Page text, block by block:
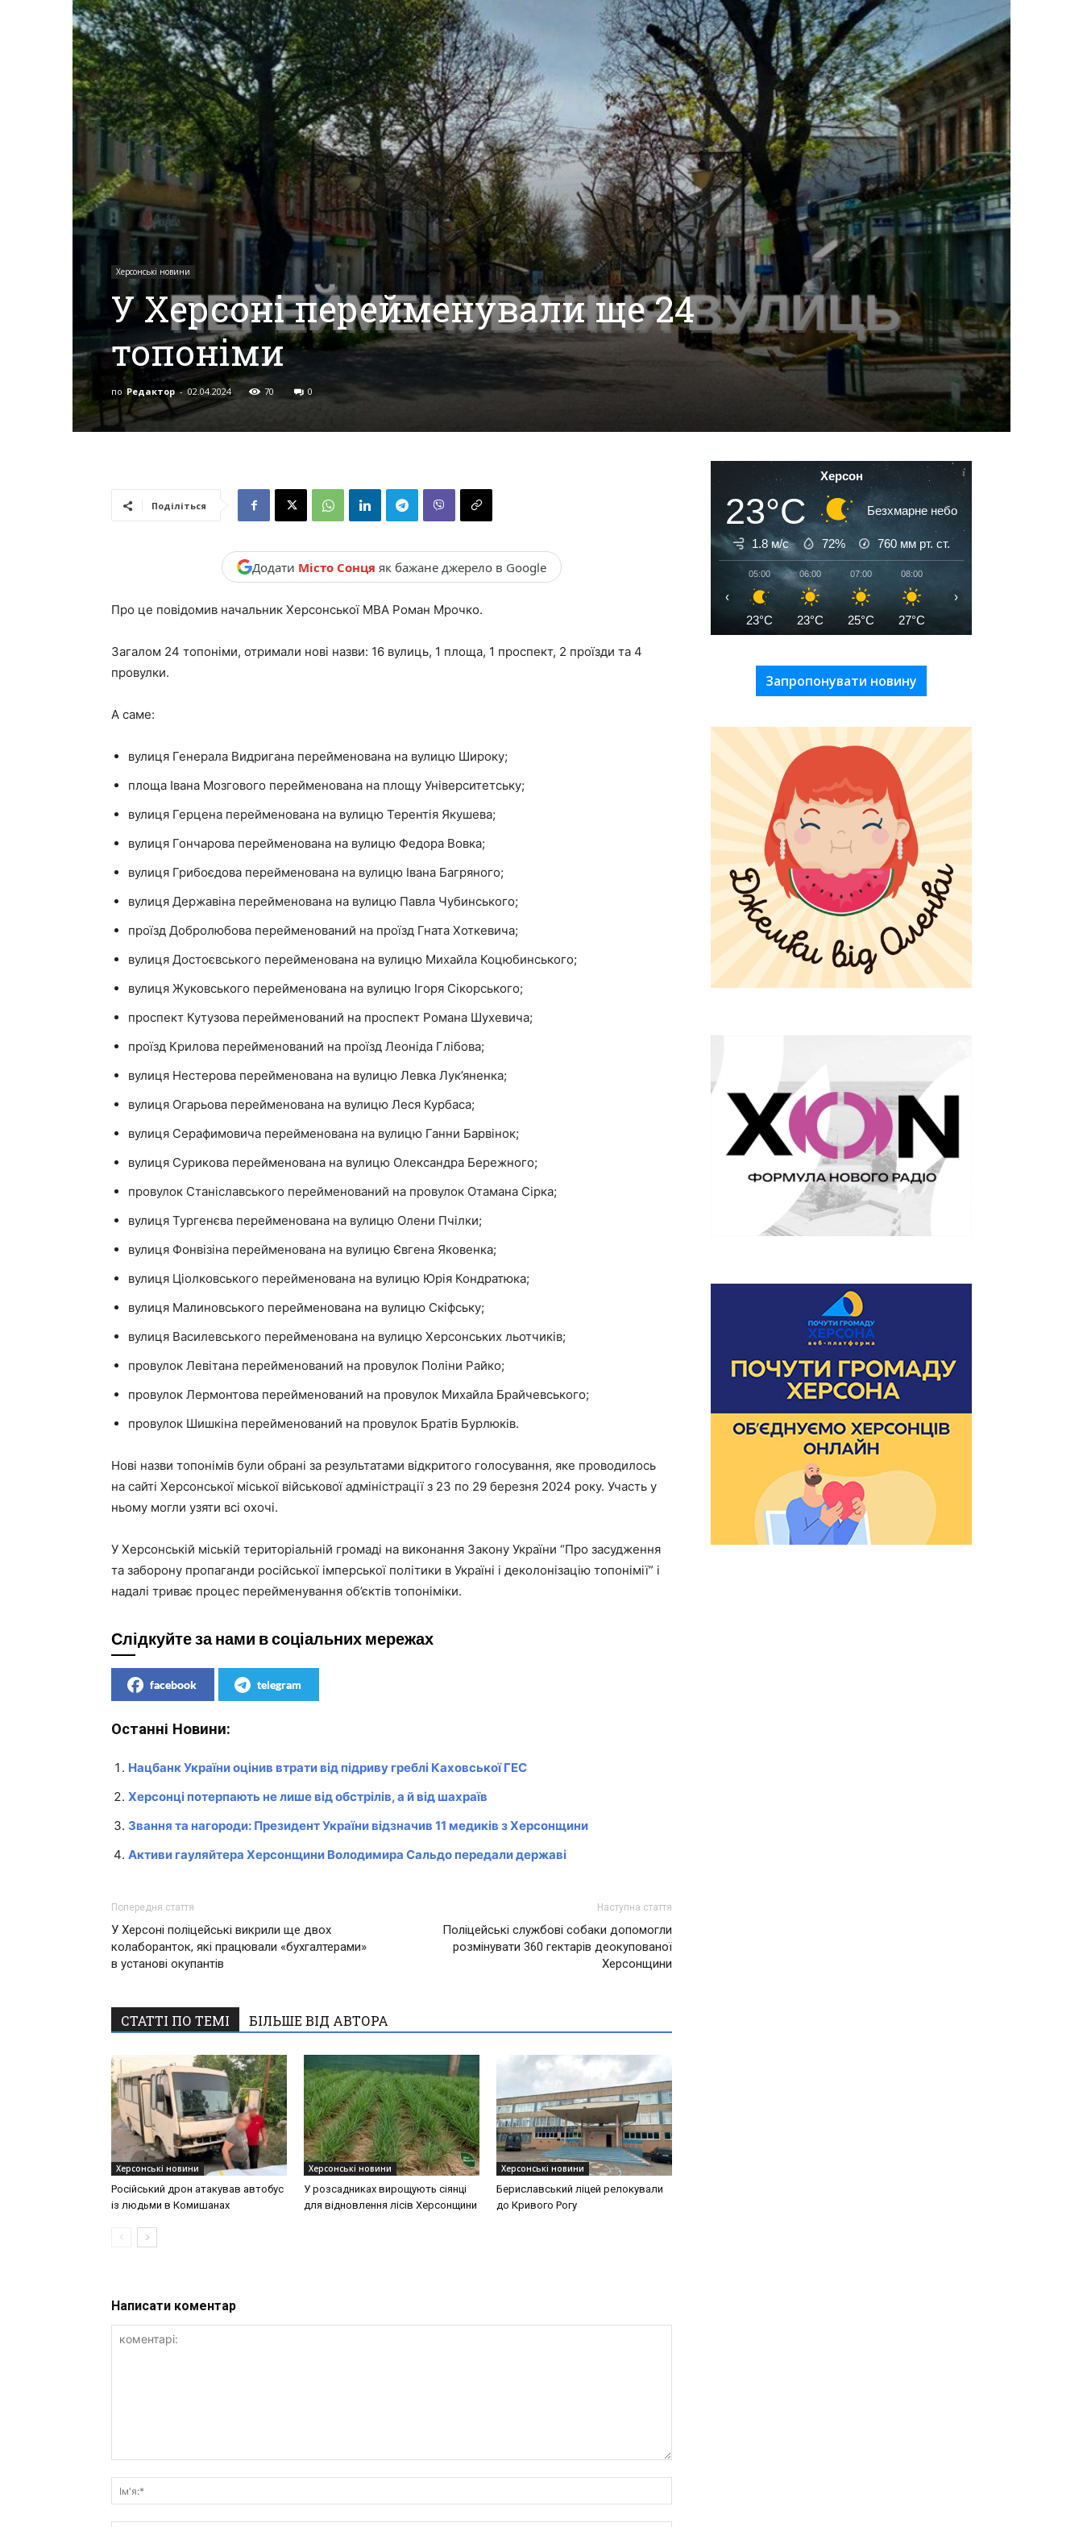
Херсона,
Херсонщини,
Події
Херсон,
Херсонські
Херсонські новини
У Херсоні перейменували ще 24
топоніми
по Редактор - 02.04.2024 70 0
Поділіться
Додати Місто Сонця як бажане джерело в Google
Про це повідомив начальник Херсонської МВА Роман Мрочко.
Загалом 24 топоніми, отримали нові назви: 16 вулиць, 1 площа, 1 проспект, 2 проїзди та 4
провулки.
А саме:
вулиця Генерала Видригана перейменована на вулицю Широку;
площа Івана Мозгового перейменована на площу Університетську;
вулиця Герцена перейменована на вулицю Терентія Якушева;
вулиця Гончарова перейменована на вулицю Федора Вовка;
вулиця Грибоєдова перейменована на вулицю Івана Багряного;
вулиця Державіна перейменована на вулицю Павла Чубинського;
проїзд Добролюбова перейменований на проїзд Гната Хоткевича;
вулиця Достоєвського перейменована на вулицю Михайла Коцюбинського;
вулиця Жуковського перейменована на вулицю Ігоря Сікорського;
проспект Кутузова перейменований на проспект Романа Шухевича;
проїзд Крилова перейменований на проїзд Леоніда Глібова;
вулиця Нестерова перейменована на вулицю Левка Лук’яненка;
вулиця Огарьова перейменована на вулицю Леся Курбаса;
вулиця Серафимовича перейменована на вулицю Ганни Барвінок;
вулиця Сурикова перейменована на вулицю Олександра Бережного;
провулок Станіславського перейменований на провулок Отамана Сірка;
вулиця Тургенєва перейменована на вулицю Олени Пчілки;
вулиця Фонвізіна перейменована на вулицю Євгена Яковенка;
вулиця Ціолковського перейменована на вулицю Юрія Кондратюка;
вулиця Малиновського перейменована на вулицю Скіфську;
вулиця Василевського перейменована на вулицю Херсонських льотчиків;
провулок Левітана перейменований на провулок Поліни Райко;
провулок Лермонтова перейменований на провулок Михайла Брайчевського;
провулок Шишкіна перейменований на провулок Братів Бурлюків.
Нові назви топонімів були обрані за результатами відкритого голосування, яке проводилось
на сайті Херсонської міської військової адміністрації з 23 по 29 березня 2024 року. Участь у
ньому могли узяти всі охочі.
У Херсонській міській територіальній громаді на виконання Закону України “Про засудження
та заборону пропаганди російської імперської політики в Україні і деколонізацію топонімії” і
надалі триває процес перейменування об’єктів топоніміки.
Слідкуйте за нами в соціальних мережах
facebook telegram
Останні Новини:
Нацбанк України оцінив втрати від підриву греблі Каховської ГЕС
Херсонці потерпають не лише від обстрілів, а й від шахраїв
Звання та нагороди: Президент України відзначив 11 медиків з Херсонщини
Активи гауляйтера Херсонщини Володимира Сальдо передали державі
Попередня стаття
У Херсоні поліцейські викрили ще двох
колаборанток, які працювали «бухгалтерами»
в установі окупантів
Наступна стаття
Поліцейські службові собаки допомогли
розмінувати 360 гектарів деокупованої
Херсонщини
СТАТТІ ПО ТЕМІ БІЛЬШЕ ВІД АВТОРА
Херсонські новини
Російський дрон атакував автобус
із людьми в Комишанах
Херсонські новини
У розсадниках вирощують сіянці
для відновлення лісів Херсонщини
Херсонські новини
Бериславський ліцей релокували
до Кривого Рогу
Написати коментар
Херсон
23°C Безхмарне небо
1.8 м/с 72% 760 мм рт. ст.
05:00
23°C
06:00
23°C
07:00
25°C
08:00
27°C
‹ ›
Запропонувати новину